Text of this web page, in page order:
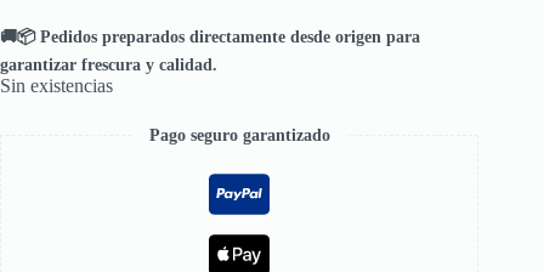
🚚📦 Pedidos preparados directamente desde origen para
garantizar frescura y calidad.
Sin existencias
Pago seguro garantizado